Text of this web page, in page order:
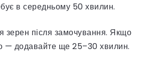
в середньому 50 хвилин.
зерен після замочування. Якщо
— додавайте ще 25–30 хвилин.